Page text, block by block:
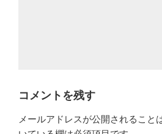
コメントを残す
メールアドレスが公開されること